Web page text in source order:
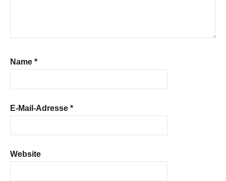
Name *
E-Mail-Adresse *
Website